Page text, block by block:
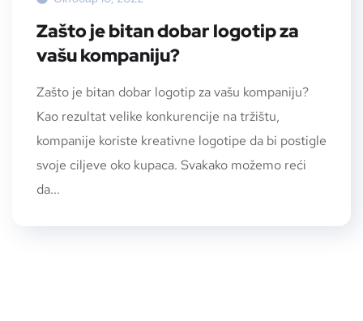
Zašto je bitan dobar logotip za
vašu kompaniju?
Zašto je bitan dobar logotip za vašu kompaniju?
Kao rezultat velike konkurencije na tržištu,
kompanije koriste kreativne logotipe da bi postigle
svoje ciljeve oko kupaca. Svakako možemo reći
da...